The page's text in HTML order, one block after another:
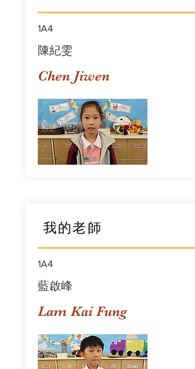
1A4
陳紀雯
Chen Jiwen
我的老師
1A4
藍啟峰
Lam Kai Fung